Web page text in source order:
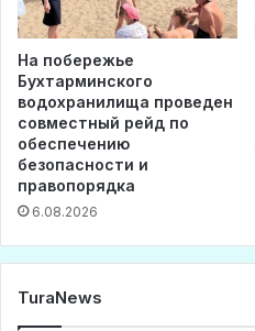
На побережье
Бухтарминского
водохранилища проведен
совместный рейд по
обеспечению
безопасности и
правопорядка
6.08.2026
TuraNews